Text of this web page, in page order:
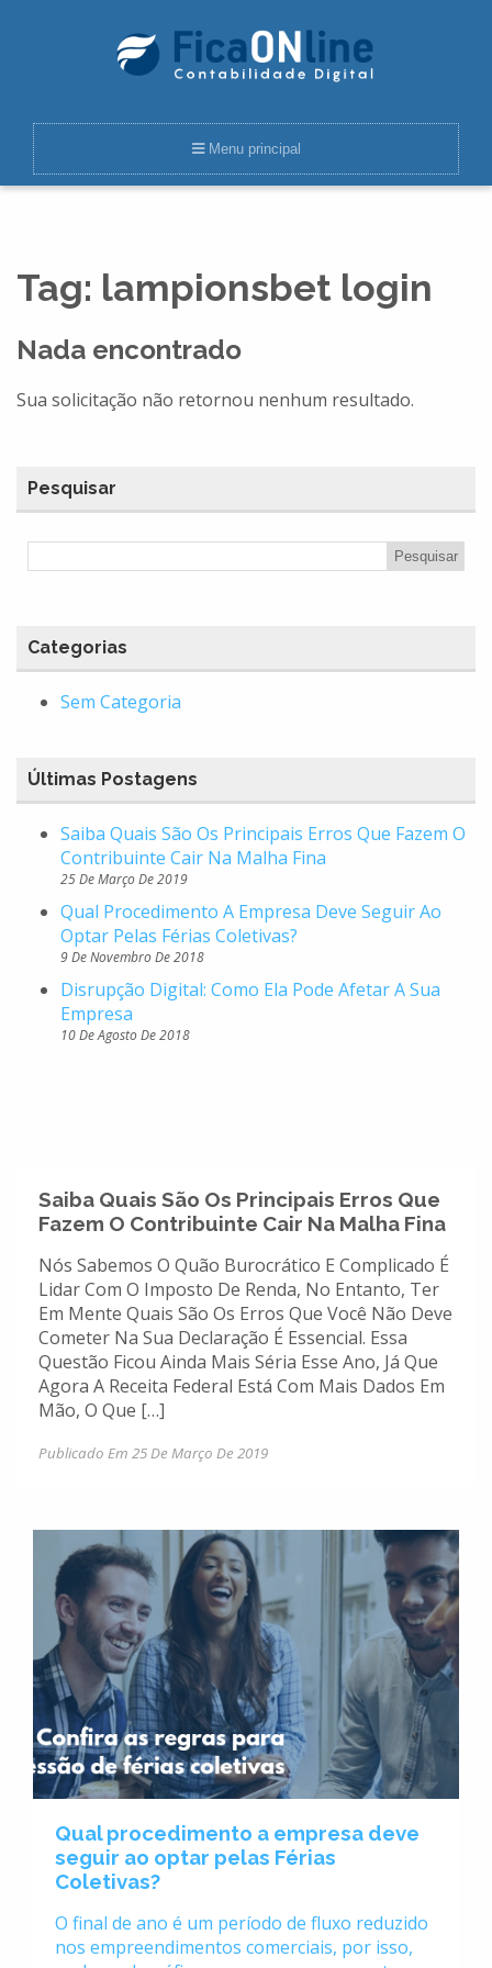
Menu principal
Tag: lampionsbet login
Nada encontrado
Sua solicitação não retornou nenhum resultado.
Pesquisar
Categorias
Sem Categoria
Últimas Postagens
Saiba Quais São Os Principais Erros Que Fazem O
Contribuinte Cair Na Malha Fina
25 De Março De 2019
Qual Procedimento A Empresa Deve Seguir Ao
Optar Pelas Férias Coletivas?
9 De Novembro De 2018
Disrupção Digital: Como Ela Pode Afetar A Sua
Empresa
10 De Agosto De 2018
Saiba Quais São Os Principais Erros Que
Fazem O Contribuinte Cair Na Malha Fina
Nós Sabemos O Quão Burocrático E Complicado É
Lidar Com O Imposto De Renda, No Entanto, Ter
Em Mente Quais São Os Erros Que Você Não Deve
Cometer Na Sua Declaração É Essencial. Essa
Questão Ficou Ainda Mais Séria Esse Ano, Já Que
Agora A Receita Federal Está Com Mais Dados Em
Mão, O Que […]
Publicado Em 25 De Março De 2019
Qual procedimento a empresa deve
seguir ao optar pelas Férias
Coletivas?
O final de ano é um período de fluxo reduzido
nos empreendimentos comerciais, por isso,